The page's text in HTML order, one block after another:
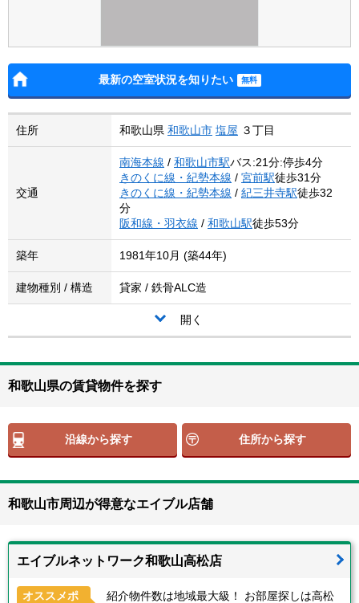
最新の空室状況を知りたい
住所 和歌山県 和歌山市 塩屋 ３丁目
交通
南海本線 / 和歌山市駅バス:21分:停歩4分
きのくに線・紀勢本線 / 宮前駅徒歩31分
きのくに線・紀勢本線 / 紀三井寺駅徒歩32
分
阪和線・羽衣線 / 和歌山駅徒歩53分
築年 1981年10月 (築44年)
建物種別 / 構造 貸家 / 鉄骨ALC造
開く
和歌山県の賃貸物件を探す
沿線から探す 住所から探す
和歌山市周辺が得意なエイブル店舗
エイブルネットワーク和歌山高松店
オススメポ
紹介物件数は地域最大級！ お部屋探しは高松